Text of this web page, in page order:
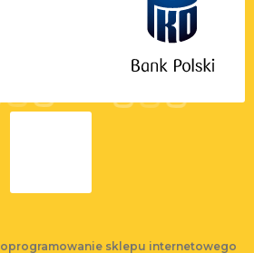
oprogramowanie sklepu internetowego